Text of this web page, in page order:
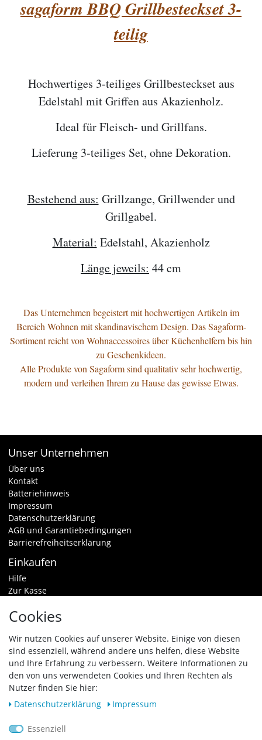
sagaform BBQ Grillbesteckset 3-
teilig
Hochwertiges 3-teiliges Grillbesteckset aus
Edelstahl mit Griffen aus Akazienholz.
Ideal für Fleisch- und Grillfans.
Lieferung 3-teiliges Set, ohne Dekoration.
Bestehend aus: Grillzange, Grillwender und
Grillgabel.
Material: Edelstahl, Akazienholz
Länge jeweils: 44 cm
Das Unternehmen begeistert mit hochwertigen Artikeln im
Bereich Wohnen mit skandinavischem Design. Das Sagaform-
Sortiment reicht von Wohnaccessoires über Küchenhelfern bis hin
zu Geschenkideen.
Alle Produkte von Sagaform sind qualitativ sehr hochwertig,
modern und verleihen Ihrem zu Hause das gewisse Etwas.
Unser Unternehmen
Über uns
Kontakt
Batteriehinweis
Impressum
Datenschutzerklärung
AGB und Garantiebedingungen
Barrierefreiheitserklärung
Einkaufen
Hilfe
Zur Kasse
Zahlungsarten & Versand
Vertrag widerrufen
Zahlungsarten
Cookies
Wir nutzen Cookies auf unserer Website. Einige von diesen
sind essenziell, während andere uns helfen, diese Website
und Ihre Erfahrung zu verbessern. Weitere Informationen zu
den von uns verwendeten Cookies und Ihren Rechten als
Nutzer finden Sie hier:
Daten­schutz­erklärung
Impressum
Essenziell